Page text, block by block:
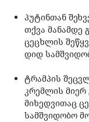
პუტინთან
თქვა მანამდე
ცეცხლის
დიდ
ტრამპის
კრემლის
მიხედვითაც
სამშვიდობო